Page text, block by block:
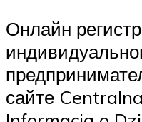
Онлайн
сайте